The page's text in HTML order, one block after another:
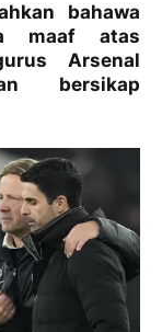
bahawa
maaf atas
Arsenal
bersikap